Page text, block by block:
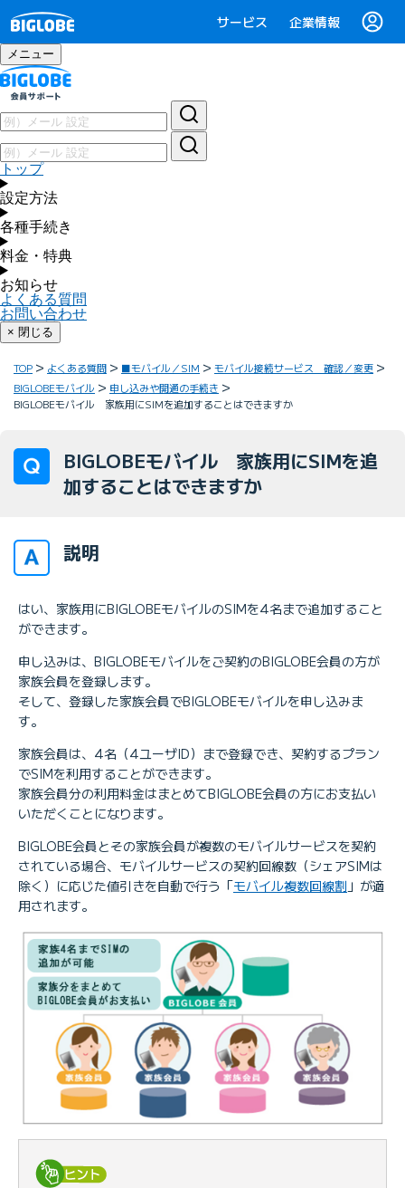
サービス 企業情報
メニュー
トップ
設定方法
各種手続き
料金・特典
お知らせ
よくある質問
お問い合わせ
× 閉じる
TOP よくある質問 ■モバイル／SIM
モバイル接続サービス 確認／変更
BIGLOBEモバイル
申し込みや開通の手続き
BIGLOBEモバイル 家族用にSIMを追加することはできますか
BIGLOBEモバイル 家族用にSIMを追
加することはできますか
説明
はい、家族用にBIGLOBEモバイルのSIMを4名まで追加すること
ができます。
申し込みは、BIGLOBEモバイルをご契約のBIGLOBE会員の方が
家族会員を登録します。
そして、登録した家族会員でBIGLOBEモバイルを申し込みま
す。
家族会員は、4名（4ユーザID）まで登録でき、契約するプラン
でSIMを利用することができます。
家族会員分の利用料金はまとめてBIGLOBE会員の方にお支払い
いただくことになります。
BIGLOBE会員とその家族会員が複数のモバイルサービスを契約
されている場合、モバイルサービスの契約回線数（シェアSIMは
除く）に応じた値引きを自動で行う「モバイル複数回線割 」が適
用されます。